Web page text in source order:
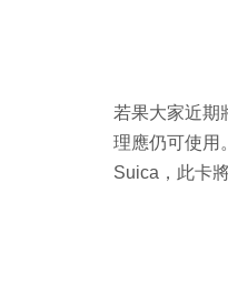
若果大家近期
理應仍可使用
Suica，此卡